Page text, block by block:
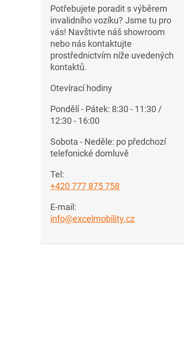
Potřebujete poradit s výběrem
invalidního vozíku? Jsme tu pro
vás! Navštivte náš showroom
nebo nás kontaktujte
prostřednictvím níže uvedených
kontaktů.
Otevírací hodiny
Pondělí - Pátek: 8:30 - 11:30 /
12:30 - 16:00
Sobota - Neděle: po předchozí
telefonické domluvě
Tel:
+420 777 875 758
E-mail:
info@excelmobility.cz